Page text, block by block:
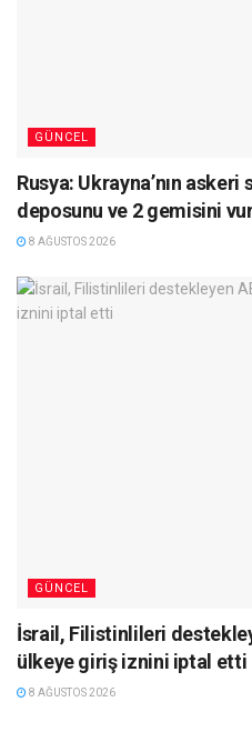
GÜNCEL
Rusya: Ukrayna’nın
deposunu ve 2 gemisini
8 AĞUSTOS 2026
GÜNCEL
İsrail, Filistinlileri
ülkeye giriş iznini iptal etti
8 AĞUSTOS 2026